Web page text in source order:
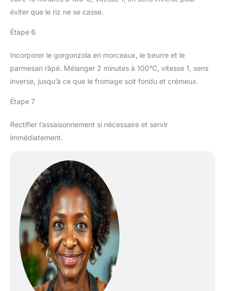
éviter que le riz ne se casse.
Étape 6
Incorporer le gorgonzola en morceaux, le beurre et le
parmesan râpé. Mélanger 2 minutes à 100°C, vitesse 1, sens
inverse, jusqu’à ce que le fromage soit fondu et crémeux.
Étape 7
Rectifier l’assaisonnement si nécessaire et servir
immédiatement.